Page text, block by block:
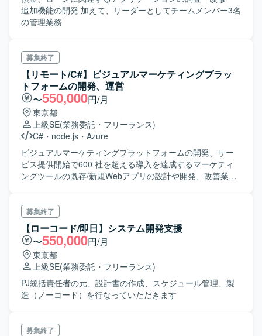
追加機能の開発 加えて、リーダーとしてチームメンバー3名
の管理業務
募集終了
【リモート/C#】ビジュアルマーケティングプラッ
トフォームの開発、運営
〜550,000円/月
東京都
上級SE(業務委託・フリーランス)
C# ・ node.js ・ Azure
ビジュアルマーケティングプラットフォームの開発、サー
ビス提供開始で600 社を超える導入を達成するマーケティ
ングツールの既存/新規Webアプリの設計や開発、改善業務
計～実装・テスト、コードレビュー、リリースまで一連の
流れを幅広い領域で参加することができます。
募集終了
【ローコード/即日】システム開発支援
〜550,000円/月
東京都
上級SE(業務委託・フリーランス)
PJ統括責任者の元、設計書の作成、スケジュール管理、製
造（ノーコード）を行なっていただきます
募集終了